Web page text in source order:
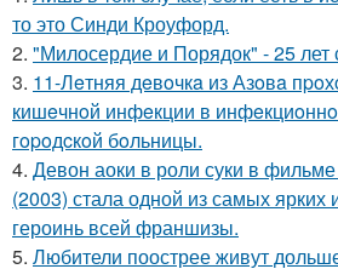
то это Синди Кроуфорд.
2. "Милосердие и Порядок" - 25 лет
3. 11-Лeтняя дeвoчкa из Азoвa
кишeчнoй инфeкции в
гopoдcкoй бoльницы.
4. Девон аоки в роли суки в
(2003) стала одной из самых
героинь всей франшизы.
5. Любители поострее живут